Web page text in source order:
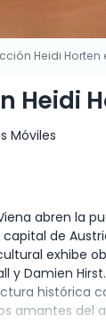
Heidi Horten
Heidi
Móviles
abren la
de
exhibe
y Damien
histórica
amantes del